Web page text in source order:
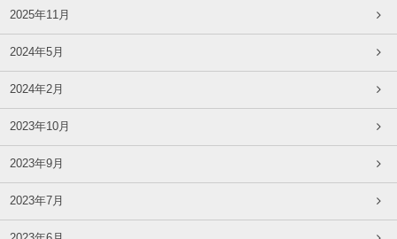
2025年11月
2024年5月
2024年2月
2023年10月
2023年9月
2023年7月